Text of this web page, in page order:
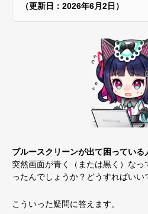
（更新日：2026年6月2日）
ブルースクリーンが出て困っている
突然画面が青く（または黒く）なっ
ったんでしょうか？どうすればいい
こういった疑問に答えます。